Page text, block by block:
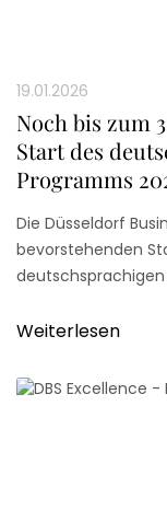
19.01.2026
Noch bis zum
Start des
Programms
Die Düsseldorf
bevorstehenden
engagierte
antreten.
Weiterlesen